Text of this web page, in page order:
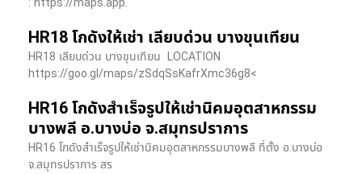
HR18 โกดังให้เช่า เลียบด่วน บางขุนเทียน
HR18 เลียบด่วน​ บางขุนเทียน​ LOCATION
https://goo.gl/maps/zSdqSsKafrXmc36g8<
HR16 โกดังสำเร็จรูปให้เช่านิคมอุตสาหกรรม
บางพลี อ.บางบ่อ จ.สมุทรปราการ
HR16 โกดังสำเร็จรูปให้เช่านิคมอุตสาหกรรมบางพลี ที่ตั้ง อ.บางบ่อ
จ.สมุทรปราการ สร